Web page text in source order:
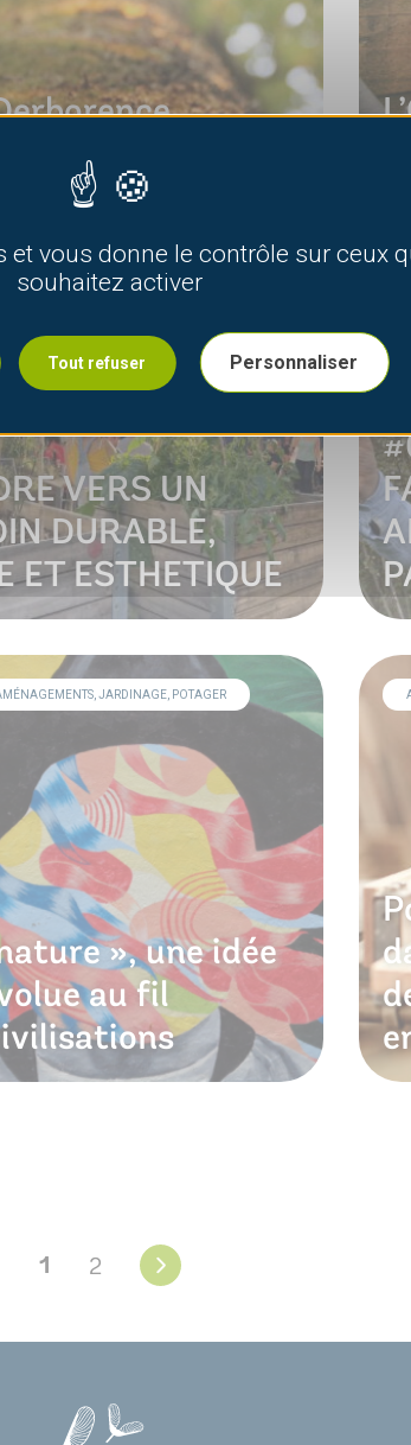
VERS UN
DURABLE,
ET ESTHETIQUE
JARDINAGE, POTAGER
», une idée
au fil
1 2
et vous donne le contrôle sur ceux
souhaitez activer
Tout refuser Personnaliser